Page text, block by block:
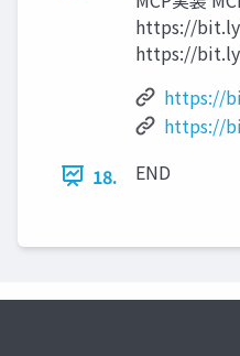
https://
https://
https://
https://
18.
END